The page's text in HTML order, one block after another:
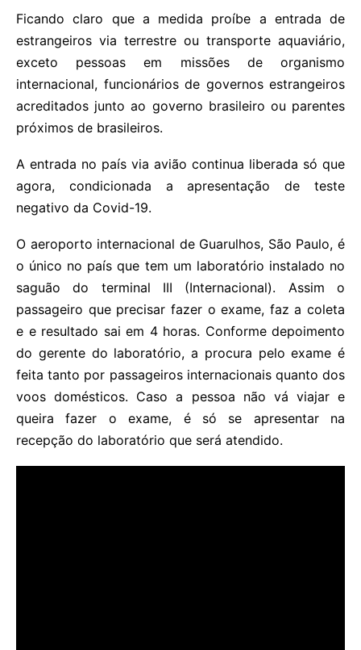
Ficando claro que a medida proíbe a entrada de
estrangeiros via terrestre ou transporte aquaviário,
exceto pessoas em missões de organismo
internacional, funcionários de governos estrangeiros
acreditados junto ao governo brasileiro ou parentes
próximos de brasileiros.
A entrada no país via avião continua liberada só que
agora, condicionada a apresentação de teste
negativo da Covid-19.
O aeroporto internacional de Guarulhos, São Paulo, é
o único no país que tem um laboratório instalado no
saguão do terminal III (Internacional). Assim o
passageiro que precisar fazer o exame, faz a coleta
e e resultado sai em 4 horas. Conforme depoimento
do gerente do laboratório, a procura pelo exame é
feita tanto por passageiros internacionais quanto dos
voos domésticos. Caso a pessoa não vá viajar e
queira fazer o exame, é só se apresentar na
recepção do laboratório que será atendido.